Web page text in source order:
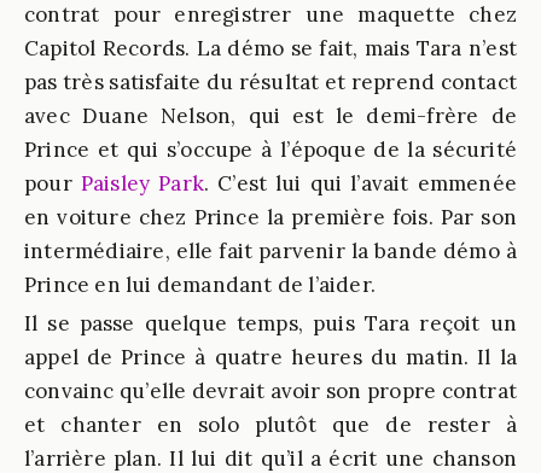
contrat pour enregistrer une maquette chez
Capitol Records. La démo se fait, mais Tara n’est
pas très satisfaite du résultat et reprend contact
avec Duane Nelson, qui est le demi-frère de
Prince et qui s’occupe à l’époque de la sécurité
pour Paisley Park. C’est lui qui l’avait emmenée
en voiture chez Prince la première fois. Par son
intermédiaire, elle fait parvenir la bande démo à
Prince en lui demandant de l’aider.
Il se passe quelque temps, puis Tara reçoit un
appel de Prince à quatre heures du matin. Il la
convainc qu’elle devrait avoir son propre contrat
et chanter en solo plutôt que de rester à
l’arrière plan. Il lui dit qu’il a écrit une chanson